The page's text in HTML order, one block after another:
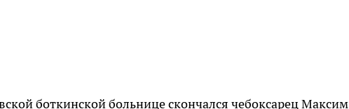
боткинской больнице скончался чебоксарец Максим